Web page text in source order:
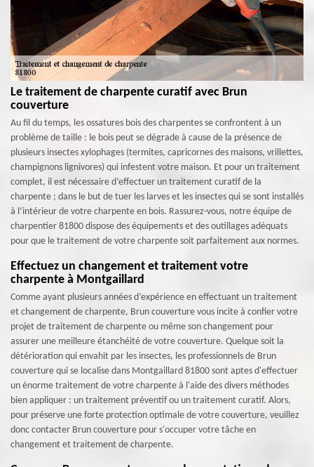
Le traitement de charpente curatif avec Brun
couverture
Au fil du temps, les ossatures bois des charpentes se confrontent à un
problème de taille : le bois peut se dégrade à cause de la présence de
plusieurs insectes xylophages (termites, capricornes des maisons, vrillettes,
champignons lignivores) qui infestent votre maison. Et pour un traitement
complet, il est nécessaire d’effectuer un traitement curatif de la
charpente ; dans le but de tuer les larves et les insectes qui se sont installés
à l’intérieur de votre charpente en bois. Rassurez-vous, notre équipe de
charpentier 81800 dispose des équipements et des outillages adéquats
pour que le traitement de votre charpente soit parfaitement aux normes.
Effectuez un changement et traitement votre
charpente à Montgaillard
Comme ayant plusieurs années d’expérience en effectuant un traitement
et changement de charpente, Brun couverture vous incite à confier votre
projet de traitement de charpente ou même son changement pour
assurer une meilleure étanchéité de votre couverture. Quelque soit la
détérioration qui envahit par les insectes, les professionnels de Brun
couverture qui se localise dans Montgaillard 81800 sont aptes d'effectuer
un énorme traitement de votre charpente à l'aide des divers méthodes
bien appliquer : un traitement préventif ou un traitement curatif. Alors,
pour préserve une forte protection optimale de votre couverture, veuillez
donc contacter Brun couverture pour s'occuper votre tâche en
changement et traitement de charpente.